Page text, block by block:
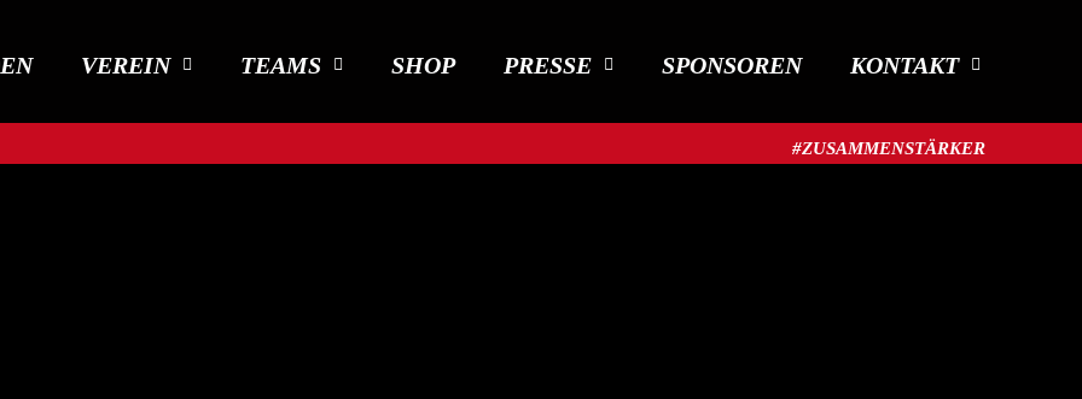
VEREIN TEAMS SHOP PRESSE SPONSOREN KONTAKT
#ZUSAMMENSTÄRKER​